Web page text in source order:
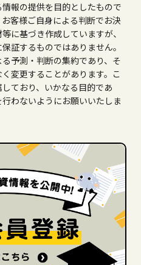
報の提供を目的としたもので
客様ご自身による判断でお決
に基づき作成していますが、
証するものではありません。
予測・判断の集約であり、そ
変更することがあります。こ
ており、いかなる目的であ
わないようにお願いいたしま